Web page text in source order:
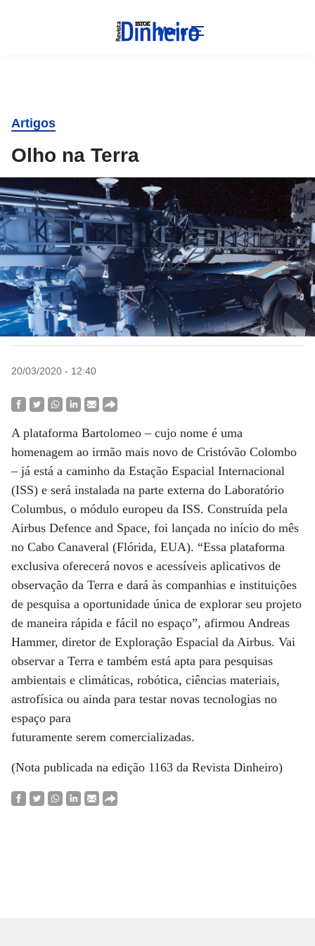
Menu
Artigos
Olho na Terra
20/03/2020 - 12:40
A plataforma Bartolomeo – cujo nome é uma
homenagem ao irmão mais novo de Cristóvão Colombo
– já está a caminho da Estação Espacial Internacional
(ISS) e será instalada na parte externa do Laboratório
Columbus, o módulo europeu da ISS. Construída pela
Airbus Defence and Space, foi lançada no início do mês
no Cabo Canaveral (Flórida, EUA). “Essa plataforma
exclusiva oferecerá novos e acessíveis aplicativos de
observação da Terra e dará às companhias e instituições
de pesquisa a oportunidade única de explorar seu projeto
de maneira rápida e fácil no espaço”, afirmou Andreas
Hammer, diretor de Exploração Espacial da Airbus. Vai
observar a Terra e também está apta para pesquisas
ambientais e climáticas, robótica, ciências materiais,
astrofísica ou ainda para testar novas tecnologias no
espaço para
futuramente serem comercializadas.
(Nota publicada na edição 1163 da Revista Dinheiro)